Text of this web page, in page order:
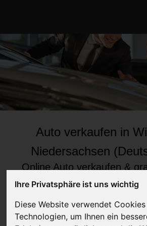
Ihre Privatsphäre ist uns wichtig
Diese Website verwendet
Technologien, um Ihnen ein
Auto verkaufen in
Niedersachsen
Online Auto verkaufen &
lassen
Auf Wunsch sofort Geld für Ihr